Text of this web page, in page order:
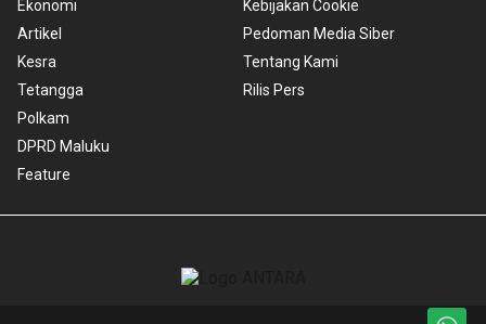
Ekonomi
Artikel
Kesra
Tetangga
Polkam
DPRD Maluku
Feature
Kebijakan Cookie
Pedoman Media Siber
Tentang Kami
Rilis Pers